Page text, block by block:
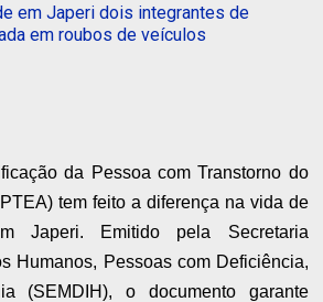
em Japeri dois integrantes de
em roubos de veículos
da Pessoa com Transtorno do
tem feito a diferença na vida de
Japeri. Emitido pela Secretaria
Humanos, Pessoas com Deficiência,
(SEMDIH), o documento garante